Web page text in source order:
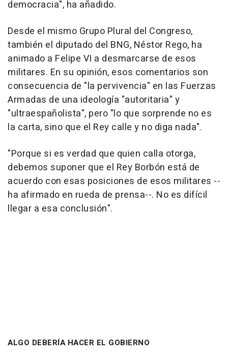
democracia", ha añadido.
Desde el mismo Grupo Plural del Congreso,
también el diputado del BNG, Néstor Rego, ha
animado a Felipe VI a desmarcarse de esos
militares. En su opinión, esos comentarios son
consecuencia de "la pervivencia" en las Fuerzas
Armadas de una ideología "autoritaria" y
"ultraespañolista", pero "lo que sorprende no es
la carta, sino que el Rey calle y no diga nada".
"Porque si es verdad que quien calla otorga,
debemos suponer que el Rey Borbón está de
acuerdo con esas posiciones de esos militares --
ha afirmado en rueda de prensa--. No es difícil
llegar a esa conclusión".
ALGO DEBERÍA HACER EL GOBIERNO